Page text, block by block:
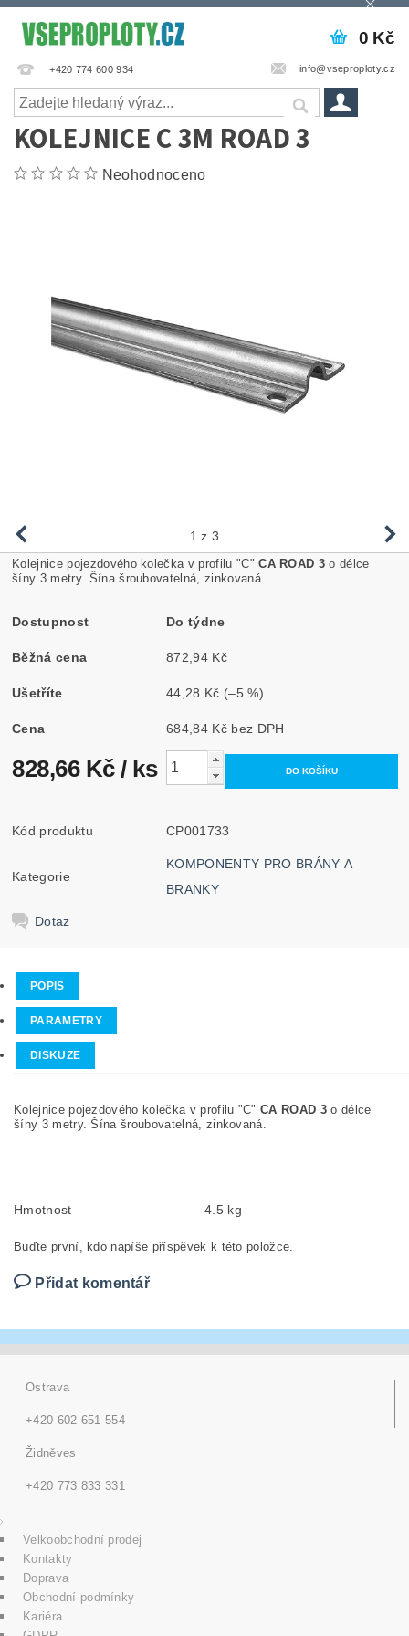
+420 774 600 934 info@vseproploty.cz
0 Kč
KOLEJNICE C 3M ROAD 3
Neohodnoceno
1 z 3
Kolejnice pojezdového kolečka v profilu "C"CA ROAD 3 o délce
šíny 3 metry. Šína šroubovatelná, zinkovaná.
Dostupnost Do týdne
Běžná cena 872,94 Kč
Ušetříte 44,28 Kč (–5 %)
Cena 684,84 Kč bez DPH
828,66 Kč/ ks
Kód produktu CP001733
Kategorie
KOMPONENTY PRO BRÁNY A
BRANKY
Dotaz
POPIS
PARAMETRY
DISKUZE
Kolejnice pojezdového kolečka v profilu "C"CA ROAD 3o délce
šíny 3 metry. Šína šroubovatelná, zinkovaná.
Hmotnost 4.5 kg
Buďte první, kdo napíše příspěvek k této položce.
Přidat komentář
Ostrava
+420 602 651 554
Židněves
+420 773 833 331
Velkoobchodní prodej
Kontakty
Doprava
Obchodní podmínky
Kariéra